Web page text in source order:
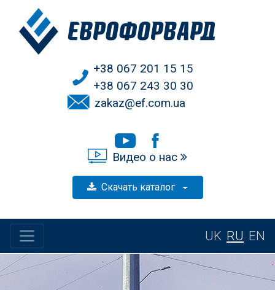
+38 067 201 15 15
+38 067 243 30 30
zakaz@ef.com.ua
Видео о нас
Скачать каталог
UK RU EN